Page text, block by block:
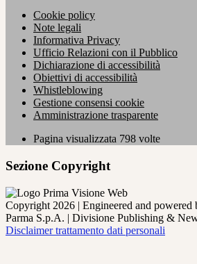
Cookie policy
Note legali
Informativa Privacy
Ufficio Relazioni con il Pubblico
Dichiarazione di accessibilità
Obiettivi di accessibilità
Whistleblowing
Gestione consensi cookie
Amministrazione trasparente
Pagina visualizzata 798 volte
Sezione Copyright
Copyright 2026 | Engineered and powered
Parma S.p.A. | Divisione Publishing &
Disclaimer trattamento dati personali